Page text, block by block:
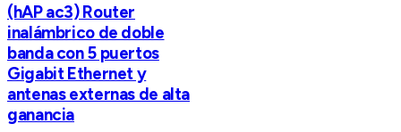
(hAP ac3) Router
inalámbrico de doble
banda con 5 puertos
Gigabit Ethernet y
antenas externas de alta
ganancia